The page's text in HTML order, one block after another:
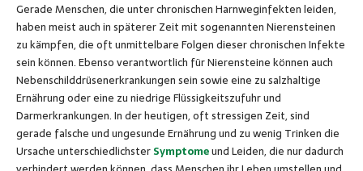
Gerade Menschen, die unter chronischen Harnweginfekten leiden,
haben meist auch in späterer Zeit mit sogenannten Nierensteinen
zu kämpfen, die oft unmittelbare Folgen dieser chronischen Infekte
sein können. Ebenso verantwortlich für Nierensteine können auch
Nebenschilddrüsenerkrankungen sein sowie eine zu salzhaltige
Ernährung oder eine zu niedrige Flüssigkeitszufuhr und
Darmerkrankungen. In der heutigen, oft stressigen Zeit, sind
gerade falsche und ungesunde Ernährung und zu wenig Trinken die
Ursache unterschiedlichsterSymptomeund Leiden, die nur dadurch